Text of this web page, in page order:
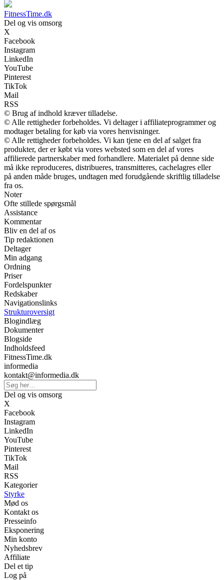
FitnessTime.dk
Del og vis omsorg
X
Facebook
Instagram
LinkedIn
YouTube
Pinterest
TikTok
Mail
RSS
© Brug af indhold kræver tilladelse.
© Alle rettigheder forbeholdes. Vi deltager i affiliateprogrammer og
modtager betaling for køb via vores henvisninger.
© Alle rettigheder forbeholdes. Vi kan tjene en del af salget fra
produkter, der er købt via vores websted som en del af vores
affilierede partnerskaber med forhandlere. Materialet på denne side
må ikke reproduceres, distribueres, transmitteres, cachelagres eller
på anden måde bruges, undtagen med forudgående skriftlig tilladelse
fra os.
Noter
Ofte stillede spørgsmål
Assistance
Kommentar
Bliv en del af os
Tip redaktionen
Deltager
Min adgang
Ordning
Priser
Fordelspunkter
Redskaber
Navigationslinks
Strukturoversigt
Blogindlæg
Dokumenter
Blogside
Indholdsfeed
FitnessTime.dk
informedia
kontakt@informedia.dk
Del og vis omsorg
X
Facebook
Instagram
LinkedIn
YouTube
Pinterest
TikTok
Mail
RSS
Kategorier
Styrke
Mød os
Kontakt os
Presseinfo
Eksponering
Min konto
Nyhedsbrev
Affiliate
Del et tip
Log på